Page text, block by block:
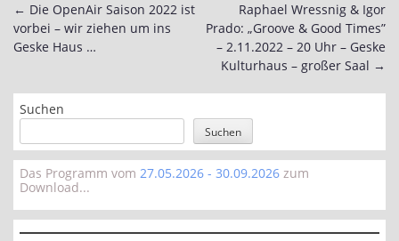
Post
navigation
← Die OpenAir Saison 2022 ist
vorbei – wir ziehen um ins
Geske Haus …
Raphael Wressnig & Igor
Prado: „Groove & Good Times”
– 2.11.2022 – 20 Uhr – Geske
Kulturhaus – großer Saal →
Suchen
Suchen
Das Programm vom 27.05.2026 - 30.09.2026 zum
Download...